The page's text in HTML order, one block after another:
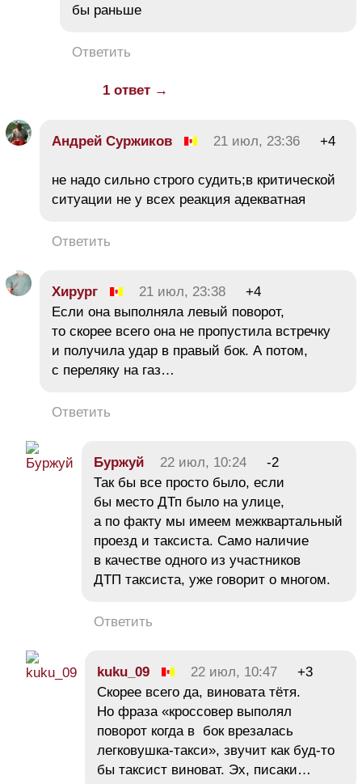
бы раньше
Ответить
1 ответ →
Андрей Суржиков 21 июл, 23:36 +4
не надо сильно строго судить;в критической
ситуации не у всех реакция адекватная
Ответить
Хирург 21 июл, 23:38
+4
Если она выполняла левый поворот,
то скорее всего она не пропустила встречку
и получила удар в правый бок. А потом,
с переляку на газ…
Ответить
Бyржуй 22 июл, 10:24
-2
Так бы все просто было, если
бы место ДТп было на улице,
а по факту мы имеем межквартальный
проезд и таксиста. Само наличие
в качестве одного из участников
ДТП таксиста, уже говорит о многом.
Ответить
kuku_09 22 июл, 10:47
+3
Скорее всего да, виновата тётя.
Но фраза «кроссовер выполял
поворот когда в бок врезалась
легковушка-такси», звучит как буд-то
бы таксист виноват. Эх, писаки…